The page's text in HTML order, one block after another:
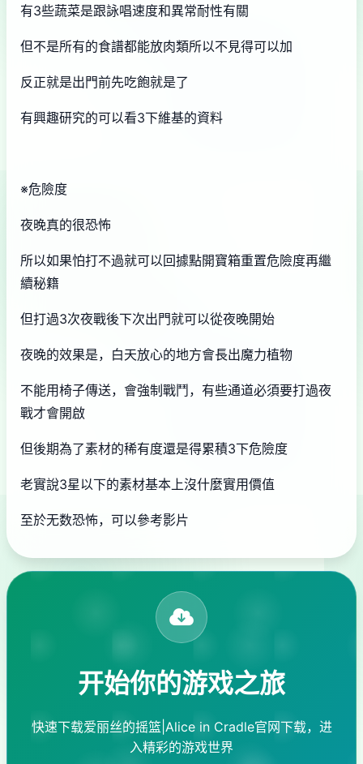
有3些蔬菜是跟詠唱速度和異常耐性有關
但不是所有的食譜都能放肉類所以不見得可以加
反正就是出門前先吃飽就是了
有興趣研究的可以看3下維基的資料
※危險度
夜晚真的很恐怖
所以如果怕打不過就可以回據點開寶箱重置危險度再繼
續秘籍
但打過3次夜戰後下次出門就可以從夜晚開始
夜晚的效果是，白天放心的地方會長出魔力植物
不能用椅子傳送，會強制戰鬥，有些通道必須要打過夜
戰才會開啟
但後期為了素材的稀有度還是得累積3下危險度
老實說3星以下的素材基本上沒什麼實用價值
至於无数恐怖，可以參考影片
开始你的游戏之旅
快速下载爱丽丝的摇篮|Alice in Cradle官网下载，进
入精彩的游戏世界